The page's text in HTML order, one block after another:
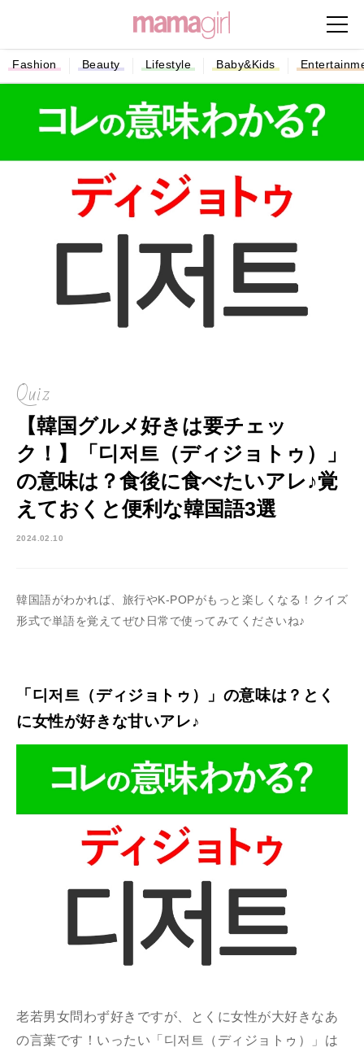
Fashion Beauty Lifestyle Baby&Kids
Quiz
【韓国グルメ好きは要チェッ
ク！】「디저트（ディジョトゥ）」
の意味は？食後に食べたいアレ♪覚
えておくと便利な韓国語3選
2024.02.10
韓国語がわかれば、旅行やK-POPがもっと楽しくなる！クイズ
形式で単語を覚えてぜひ日常で使ってみてくださいね♪
「디저트（ディジョトゥ）」の意味は？とく
に女性が好きな甘いアレ♪
老若男女問わず好きですが、とくに女性が大好きなあ
の言葉です！いったい「디저트（ディジョトゥ）」は